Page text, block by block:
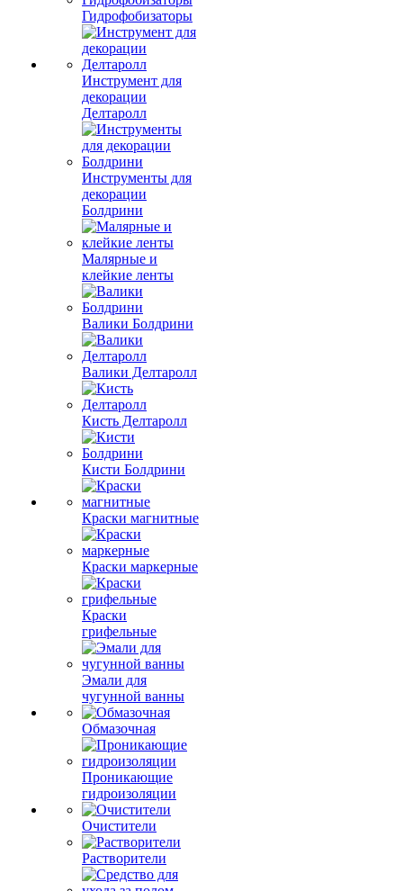
Гидрофобизаторы
Инструмент для
декорации
Делтаролл
Инструменты для
декорации
Болдрини
Малярные и
клейкие ленты
Валики Болдрини
Валики Делтаролл
Кисть Делтаролл
Кисти Болдрини
Краски магнитные
Краски маркерные
Краски
грифельные
Эмали для
чугунной ванны
Обмазочная
Проникающие
гидроизоляции
Очистители
Растворители